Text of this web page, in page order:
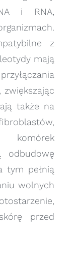
i RNA,
z
mają
także na
komórek
odbudowę
tym pełnią
wolnych
przed